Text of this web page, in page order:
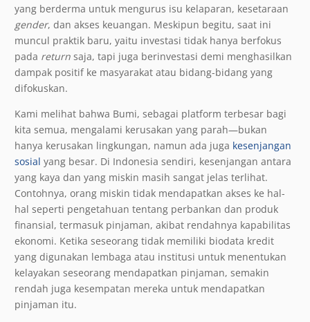
yang berderma untuk mengurus isu kelaparan, kesetaraan
gender, dan akses keuangan. Meskipun begitu, saat ini
muncul praktik baru, yaitu investasi tidak hanya berfokus
pada return saja, tapi juga berinvestasi demi menghasilkan
dampak positif ke masyarakat atau bidang-bidang yang
difokuskan.
Kami melihat bahwa Bumi, sebagai platform terbesar bagi
kita semua, mengalami kerusakan yang parah—bukan
hanya kerusakan lingkungan, namun ada juga kesenjangan
sosial yang besar. Di Indonesia sendiri, kesenjangan antara
yang kaya dan yang miskin masih sangat jelas terlihat.
Contohnya, orang miskin tidak mendapatkan akses ke hal-
hal seperti pengetahuan tentang perbankan dan produk
finansial, termasuk pinjaman, akibat rendahnya kapabilitas
ekonomi. Ketika seseorang tidak memiliki biodata kredit
yang digunakan lembaga atau institusi untuk menentukan
kelayakan seseorang mendapatkan pinjaman, semakin
rendah juga kesempatan mereka untuk mendapatkan
pinjaman itu.